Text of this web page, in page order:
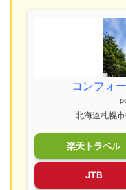
コンフォ
北海道札幌
楽天トラベル
JTB